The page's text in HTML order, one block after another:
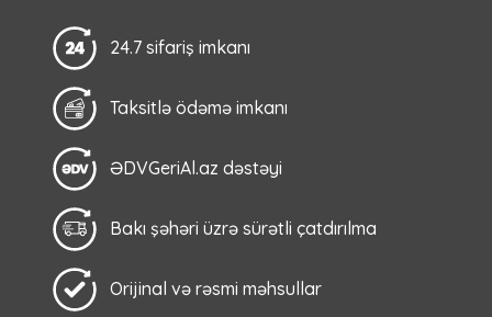
24.7 sifariş imkanı
Taksitlə ödəmə imkanı
ƏDVGeriAl.az dəstəyi
Bakı şəhəri üzrə sürətli çatdırılma
Orijinal və rəsmi məhsullar